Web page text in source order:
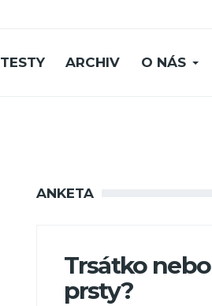
TESTY ARCHIV O NÁS
ANKETA
Trsátko nebo
prsty?